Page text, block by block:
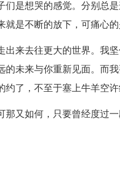
是想哭的感觉。分别总是
是不断的放下，可痛心的
来去往更大的世界。我坚
未来与你重新见面。而我
了，不至于塞上牛羊空许
又如何，只要曾经度过一